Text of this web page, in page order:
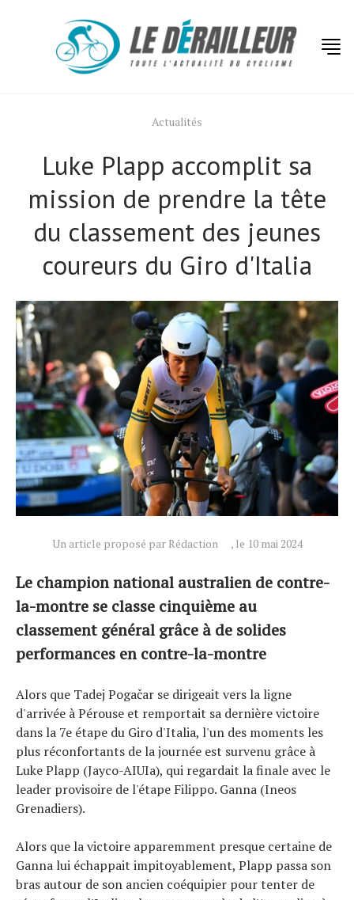
Actualités
Luke Plapp accomplit sa
mission de prendre la tête
du classement des jeunes
coureurs du Giro d'Italia
Un article proposé par Rédaction , le 10 mai 2024
Le champion national australien de contre-
la-montre se classe cinquième au
classement général grâce à de solides
performances en contre-la-montre
Alors que Tadej Pogačar se dirigeait vers la ligne
d'arrivée à Pérouse et remportait sa dernière victoire
dans la 7e étape du Giro d'Italia, l'un des moments les
plus réconfortants de la journée est survenu grâce à
Luke Plapp (Jayco-AIUIa), qui regardait la finale avec le
leader provisoire de l'étape Filippo. Ganna (Ineos
Grenadiers).
Alors que la victoire apparemment presque certaine de
Ganna lui échappait impitoyablement, Plapp passa son
bras autour de son ancien coéquipier pour tenter de
Actualités
Technologies
Tests de produits
Conseils
Tous nos articles
À propos